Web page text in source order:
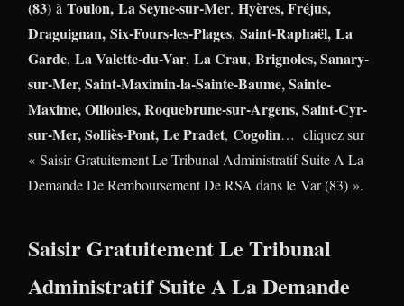
(83) à Toulon, La Seyne-sur-Mer, Hyères, Fréjus,
Draguignan, Six-Fours-les-Plages, Saint-Raphaël, La
Garde, La Valette-du-Var, La Crau, Brignoles, Sanary-
sur-Mer, Saint-Maximin-la-Sainte-Baume, Sainte-
Maxime, Ollioules, Roquebrune-sur-Argens, Saint-Cyr-
sur-Mer, Solliès-Pont, Le Pradet, Cogolin… cliquez sur
« Saisir Gratuitement Le Tribunal Administratif Suite A La
Demande De Remboursement De RSA dans le Var (83) ».
Saisir Gratuitement Le Tribunal
Administratif Suite A La Demande